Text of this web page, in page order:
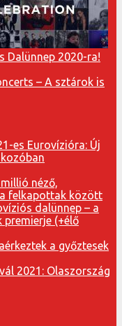
Dalünnep 2020-ra!
– A sztárok is
es Eurovízióra: Új
néző,
felkapottak között
dalünnep – a
premierje (+élő
a győztesek
2021: Olaszország